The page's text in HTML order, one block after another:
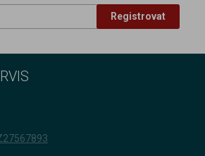
Registrovat